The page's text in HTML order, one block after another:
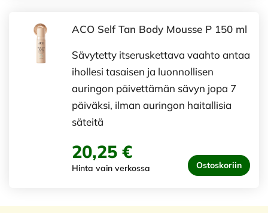
ACO Self Tan Body Mousse P 150 ml
Sävytetty itseruskettava vaahto antaa
ihollesi tasaisen ja luonnollisen
auringon päivettämän sävyn jopa 7
päiväksi, ilman auringon haitallisia
säteitä
20,25 €
Hinta vain verkossa Ostoskoriin